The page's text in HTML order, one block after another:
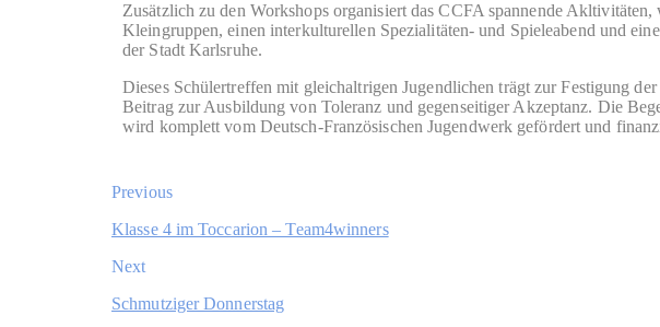
Zusätzlich zu den Workshops organisiert das CCFA spannende
Kleingruppen, einen interkulturellen Spezialitäten- und Spieleabend und
der Stadt Karlsruhe.
Dieses Schülertreffen mit gleichaltrigen Jugendlichen trägt zur Festigung
Beitrag zur Ausbildung von Toleranz und gegenseitiger Akzeptanz. Die
wird komplett vom Deutsch-Französischen Jugendwerk gefördert und
Previous
Klasse 4 im Toccarion – Team4winners
Next
Schmutziger Donnerstag